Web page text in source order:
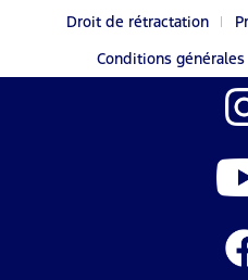
Droit de rétractation
Conditions générales